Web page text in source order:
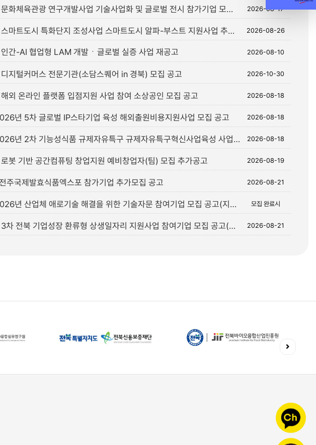
2026년 문화체육관광 연구개발사업 기술사업화 및 글로벌 전시 참가기업 모집 공고 2026-08-17
2026년 스마트도시 특화단지 조성사업 스마트도시 알파-부스트 지원사업 추가모집 공고 2026-08-26
간-AI 협업형 LAM 개발ㆍ글로벌 실증 사업 재공고 2026-08-10
지털커머스 전문기관(소담스퀘어 in 경북) 모집 공고 2026-10-30
외 온라인 플랫폼 입점지원 사업 참여 소상공인 모집 공고 2026-08-18
년 5차 글로벌 IP스타기업 육성 해외출원비용지원사업 모집 공고 2026-08-18
[전북] 2026년 2차 기능성식품 규제자유특구 규제자유특구혁신사업육성 사업화지원 사업 모집 공고 2026-08-18
봇 기반 공간컴퓨팅 창업지원 예비창업자(팀) 모집 추가공고 2026-08-19
주국제발효식품엑스포 참가기업 추가모집 공고 2026-08-21
[전북] 2026년 산업체 애로기술 해결을 위한 기술자문 참여기업 모집 공고(지역지능화혁신인재양성사업) 모집 완료시
2026년 3차 전북 기업성장 환류형 상생일자리 지원사업 참여기업 모집 공고(BIONE 고용혁신 프로젝트) 2026-08-21